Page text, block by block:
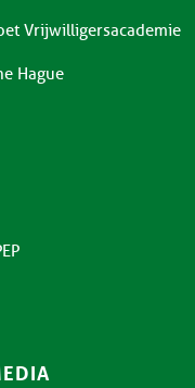
Vrijwilligersacademie
Hague